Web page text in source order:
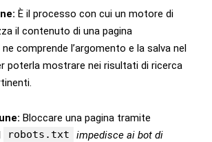
È il processo con cui un motore di
il contenuto di una pagina
comprende l’argomento e la salva nel
poterla mostrare nei risultati di ricerca
Bloccare una pagina tramite
robots.txt
impedisce ai bot di